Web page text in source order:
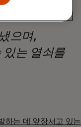
으며,
있는 열쇠를
하는 데 앞장서고 있는